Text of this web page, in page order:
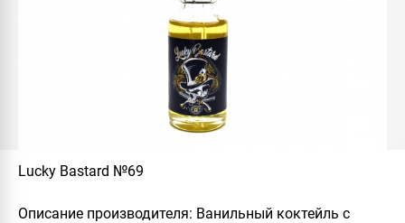
Lucky Bastard №69
Описание производителя: Ванильный коктейль с